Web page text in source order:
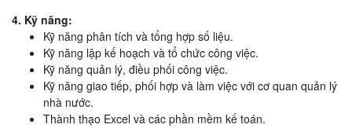
4. Kỹ năng:
Kỹ năng phân tích và tổng hợp số liệu.
Kỹ năng lập kế hoạch và tổ chức công việc.
Kỹ năng quản lý, điều phối công việc.
Kỹ năng giao tiếp, phối hợp và làm việc với cơ quan quản lý
nhà nước.
Thành thạo Excel và các phần mềm kế toán.